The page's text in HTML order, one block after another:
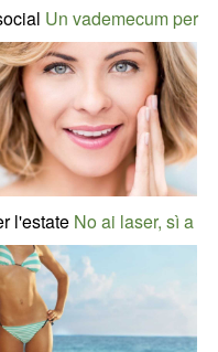
Un vademecum per
l'estate No ai laser, sì a